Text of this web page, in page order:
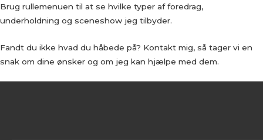
Brug rullemenuen til at se hvilke typer af foredrag,
underholdning og sceneshow jeg tilbyder.
Fandt du ikke hvad du håbede på? Kontakt mig, så tager vi en
snak om dine ønsker og om jeg kan hjælpe med dem.